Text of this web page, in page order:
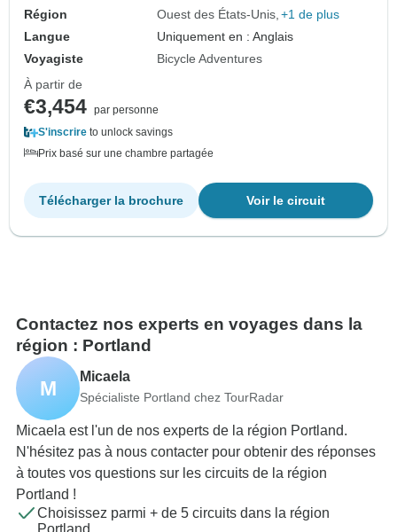
Région
Ouest des États-Unis +1 de plus
Langue
Uniquement en : Anglais
Voyagiste
Bicycle Adventures
À partir de
€3,454 par personne
S'inscrire to unlock savings
Prix basé sur une chambre partagée
Voir le circuit
Télécharger la brochure
Contactez nos experts en voyages dans la
région : Portland
M Micaela
Spécialiste Portland chez TourRadar
Micaela est l'un de nos experts de la région Portland.
N'hésitez pas à nous contacter pour obtenir des réponses
à toutes vos questions sur les circuits de la région
Portland !
Choisissez parmi + de 5 circuits dans la région
Portland